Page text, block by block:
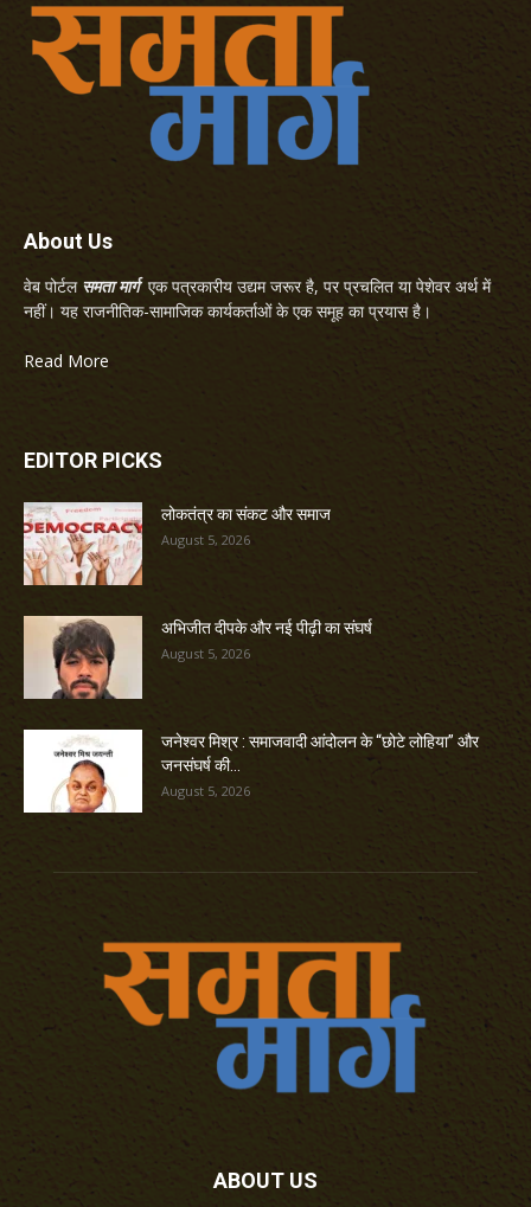
About Us
वेब पोर्टल समता मार्गएक पत्रकारीय उद्यम जरूर है, पर प्रचलित या पेशेवर अर्थ में
नहीं। यह राजनीतिक-सामाजिक कार्यकर्ताओं के एक समूह का प्रयास है।
Read More
EDITOR PICKS
लोकतंत्र का संकट और समाज
August 5, 2026
अभिजीत दीपके और नई पीढ़ी का संघर्ष
August 5, 2026
जनेश्वर मिश्र : समाजवादी आंदोलन के “छोटे लोहिया” और
जनसंघर्ष की...
August 5, 2026
ABOUT US